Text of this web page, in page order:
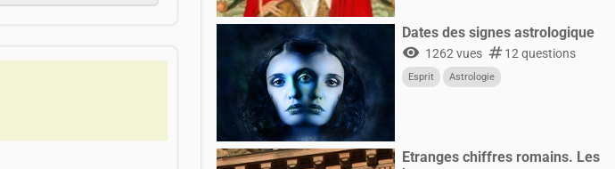
Dates des signes astrologique
visibility 1262 vues numbers12 questions
Esprit Astrologie
Etranges chiffres romains. Les